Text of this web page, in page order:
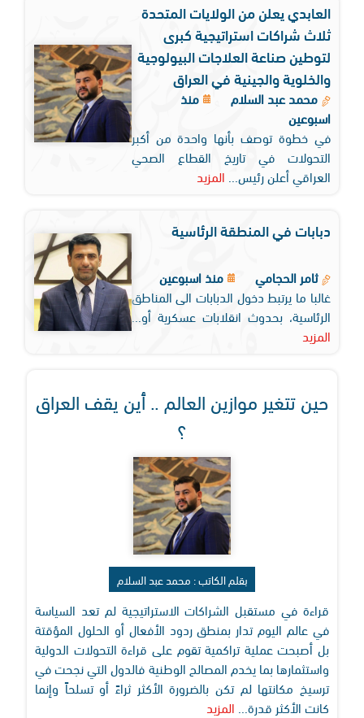
العابدي يعلن من الولايات المتحدة
ثلاث شراكات استراتيجية كبرى
لتوطين صناعة العلاجات البيولوجية
والخلوية والجينية في العراق
محمد عبد السلام
منذ
اسبوعين
في خطوة توصف بأنها واحدة من أكبر
التحولات في تاريخ القطاع الصحي
العراقي أعلن رئيس...
المزيد
دبابات في المنطقة الرئاسية
ثامر الحجامي
منذ اسبوعين
غالبا ما يرتبط دخول الدبابات الى المناطق
الرئاسية، بحدوث انقلابات عسكرية أو...
المزيد
حين تتغير موازين العالم .. أين يقف العراق
؟
بقلم الكاتب : محمد عبد السلام
قراءة في مستقبل الشراكات الاستراتيجية لم تعد السياسة
في عالم اليوم تدار بمنطق ردود الأفعال أو الحلول المؤقتة
بل أصبحت عملية تراكمية تقوم على قراءة التحولات الدولية
واستثمارها بما يخدم المصالح الوطنية فالدول التي نجحت في
ترسيخ مكانتها لم تكن بالضرورة الأكثر ثراءً أو تسلحاً وإنما
كانت الأكثر قدرة... المزيد